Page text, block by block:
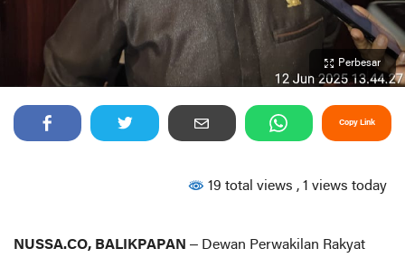
Perbesar
Copy Link
19 total views , 1 views today
NUSSA.CO, BALIKPAPAN – Dewan Perwakilan Rakyat